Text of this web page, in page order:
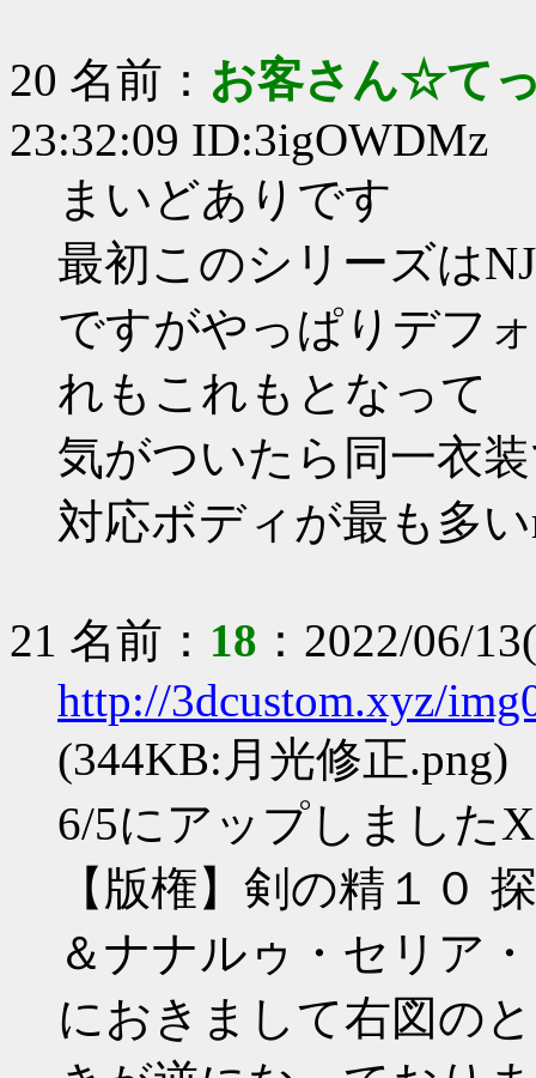
20 名前： お客さん☆て
23:32:09 ID:3igOWDMz
まいどありです
最初このシリーズは
ですがやっぱりデフ
れもこれもとなって
気がついたら同一衣
対応ボディが最も多
21 名前： 18 ：2022/06/
http://3dcustom.xyz/
(344KB:月光修正.png)
6/5にアップしました
【版権】剣の精１０
＆ナナルゥ・セリア
におきまして右図の